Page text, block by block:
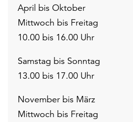
April bis Oktober
Mittwoch bis Freitag
10.00 bis 16.00 Uhr
Samstag bis Sonntag
13.00 bis 17.00 Uhr
November bis März
Mittwoch bis Freitag